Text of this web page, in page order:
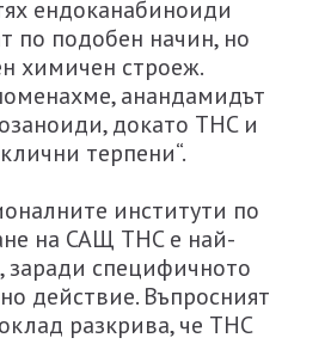
ендоканабиноиди
по подобен начин, но
химичен строеж.
анандамидът
докато THC и
терпени“.
институти по
на САЩ THC е най-
заради специфичното
действие. Въпросният
разкрива, че THC